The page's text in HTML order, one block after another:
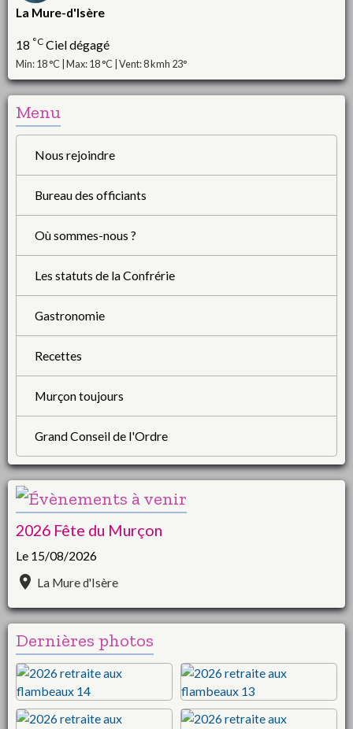
La Mure-d'Isère
18 °C Ciel dégagé
Min: 18 °C | Max: 18 °C | Vent: 8 kmh 23°
Menu
Nous rejoindre
Bureau des officiants
Où sommes-nous ?
Les statuts de la Confrérie
Gastronomie
Recettes
Murçon toujours
Grand Conseil de l'Ordre
2026 Fête du Murçon
Le 15/08/2026
La Mure d'Isère
Dernières photos